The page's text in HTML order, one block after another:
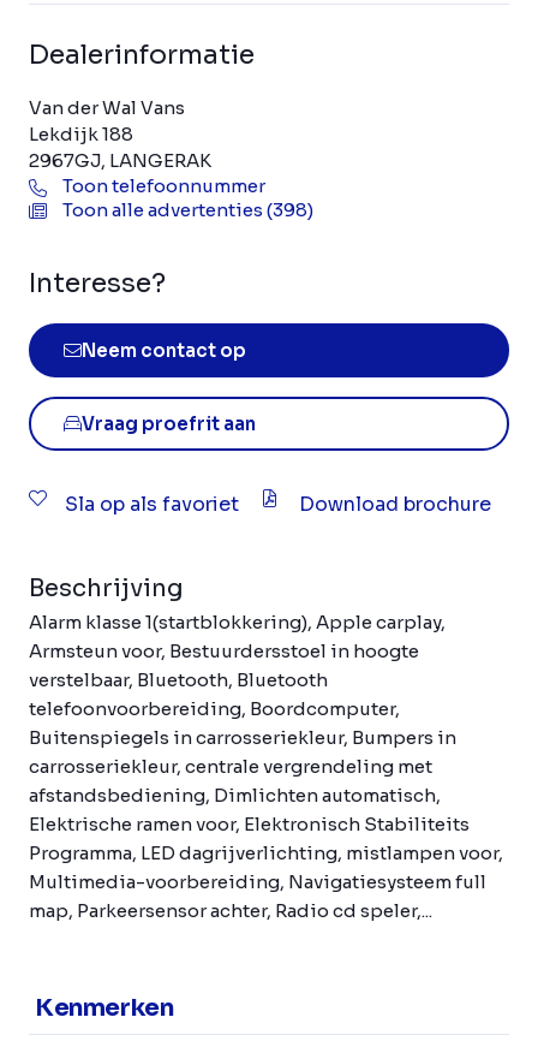
Dealerinformatie
Van der Wal Vans
Lekdijk 188
2967GJ, LANGERAK
Toon telefoonnummer
Toon alle advertenties (398)
Interesse?
Neem contact op
Vraag proefrit aan
Sla op als favoriet Download brochure
Beschrijving
Alarm klasse 1(startblokkering), Apple carplay,
Armsteun voor, Bestuurdersstoel in hoogte
verstelbaar, Bluetooth, Bluetooth
telefoonvoorbereiding, Boordcomputer,
Buitenspiegels in carrosseriekleur, Bumpers in
carrosseriekleur, centrale vergrendeling met
afstandsbediening, Dimlichten automatisch,
Elektrische ramen voor, Elektronisch Stabiliteits
Programma, LED dagrijverlichting, mistlampen voor,
Multimedia-voorbereiding, Navigatiesysteem full
map, Parkeersensor achter, Radio cd speler,...
Kenmerken